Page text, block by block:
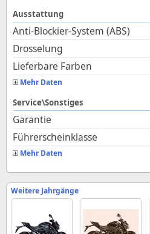
Ausstattung
Anti-Blockier-System (ABS)
Drosselung
Lieferbare Farben
Mehr Daten
Service\Sonstiges
Garantie
Führerscheinklasse
Mehr Daten
Weitere Jahrgänge